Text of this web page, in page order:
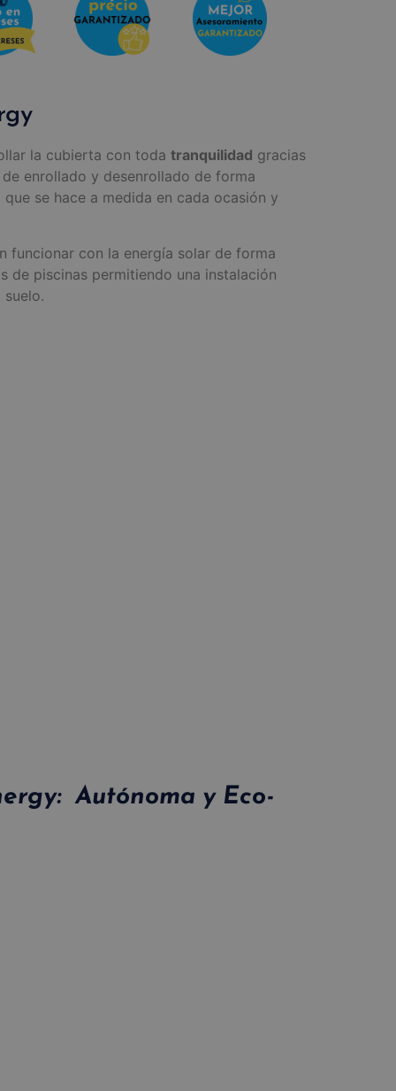
la cubierta con toda tranquilidad gracias
enrollado y desenrollado de forma
se hace a medida en cada ocasión y
funcionar con la energía solar de forma
de piscinas permitiendo una instalación
Autónoma y Eco-